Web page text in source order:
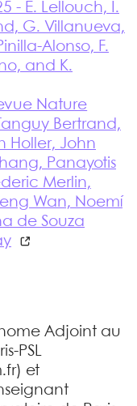
- E. Lellouch, I.
G. Villanueva,
Alonso, F.
and K.
Nature
Bertrand,
Holler, John
Panayotis
Merlin,
Wan, Noemí
de Souza
Adjoint au
PSL
et